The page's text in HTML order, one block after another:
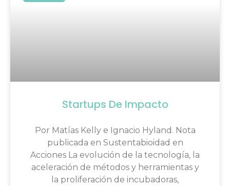
Startups De Impacto
Por Matías Kelly e Ignacio Hyland. Nota
publicada en Sustentabioidad en
Acciones La evolución de la tecnología, la
aceleración de métodos y herramientas y
la proliferación de incubadoras,